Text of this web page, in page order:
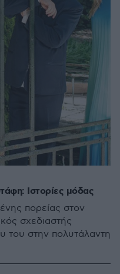
Ιστορίες μόδας
πορείας στον
σχεδιαστής
του στην πολυτάλαντη